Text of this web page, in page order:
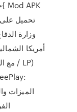
الميزات